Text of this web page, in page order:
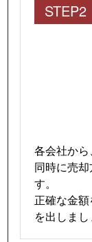
STEP2
各会社から
同時に売
す。
正確な金
を出しまし